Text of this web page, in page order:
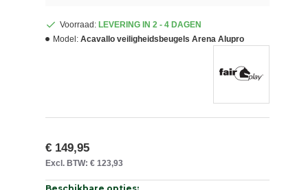
Voorraad: LEVERING IN 2 - 4 DAGEN
Model: Acavallo veiligheidsbeugels Arena Alupro
€ 149,95
Excl. BTW: € 123,93